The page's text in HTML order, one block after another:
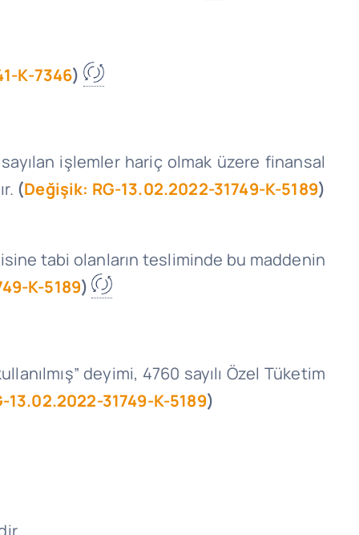
K-7346)
sayılan işlemler hariç olmak üzere finansal
(Değişik: RG-13.02.2022-31749-K-5189)
tabi olanların tesliminde bu maddenin
K-5189)
deyimi, 4760 sayılı Özel Tüketim
13.02.2022-31749-K-5189)